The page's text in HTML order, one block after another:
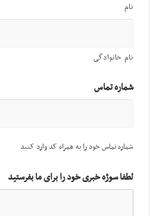
نام
نام خانوادگی
شماره تماس
شماره تماس خود را به همراه کد وارد کنید
لطفا سوژه خبری خود را برای ما بفرستید